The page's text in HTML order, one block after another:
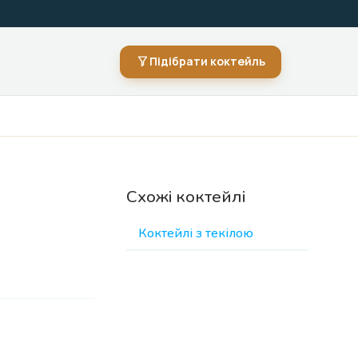
Підібрати коктейль
Схожі коктейлі
Коктейлі з текілою